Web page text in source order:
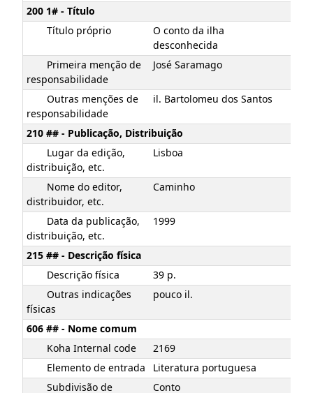
200 1# - Título
Título próprio
O conto da ilha
desconhecida
Primeira menção de
responsabilidade
José Saramago
Outras menções de
responsabilidade
il. Bartolomeu dos Santos
210 ## - Publicação, Distribuição
Lugar da edição,
distribuição, etc.
Lisboa
Nome do editor,
distribuidor, etc.
Caminho
Data da publicação,
distribuição, etc.
1999
215 ## - Descrição física
Descrição física
39 p.
Outras indicações
físicas
pouco il.
606 ## - Nome comum
Koha Internal code
2169
Elemento de entrada
Literatura portuguesa
Subdivisão de
Conto